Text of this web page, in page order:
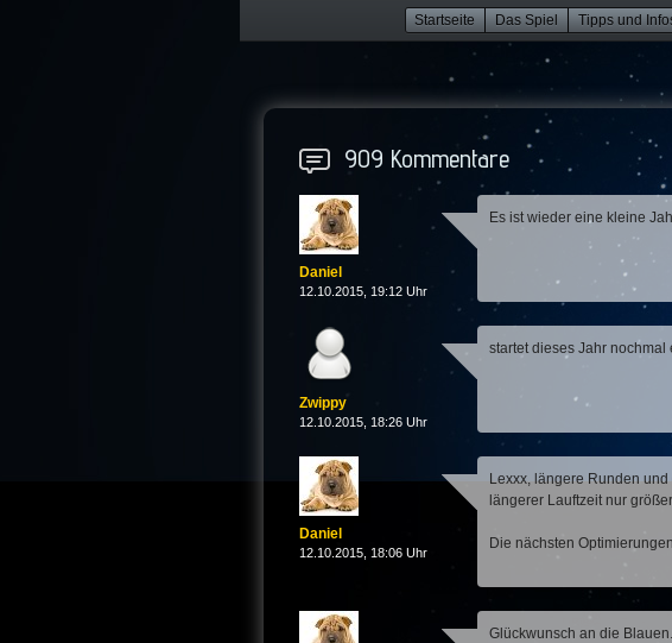
Startseite Das Spiel Tipps und
909 Kommentare
Daniel
12.10.2015, 19:12 Uhr
Es ist wieder eine kleine
Zwippy
12.10.2015, 18:26 Uhr
startet dieses Jahr nochmal
Daniel
12.10.2015, 18:06 Uhr
Lexxx, längere Runden
längerer Lauftzeit nur
Die nächsten
Glückwunsch an die